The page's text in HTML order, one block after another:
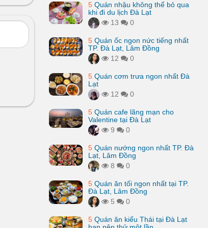
5 Quán nhậu không thể bỏ qua
khi đi du lịch Đà Lạt
13
0
5 Quán ốc ngon nức tiếng nhất
TP. Đà Lạt, Lâm Đồng
12
0
5 Quán cơm trưa ngon nhất Đà
Lạt
12
0
5 Quán cafe lãng mạn cho
Valentine tại Đà Lạt
9
0
5 Quán nướng ngon nhất TP. Đà
Lạt, Lâm Đồng
8
0
5 Quán ăn tối ngon nhất tại TP.
Đà Lạt, Lâm Đồng
5
0
5 Quán ăn kiểu Thái tại Đà Lạt